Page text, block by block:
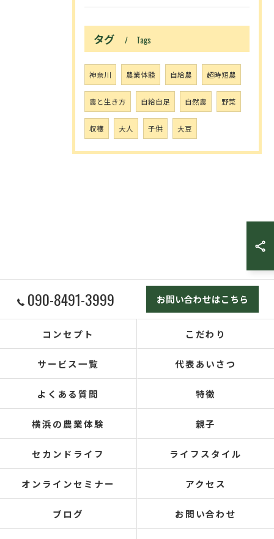
タグ Tags
神奈川 農業体験 自給農 超時短農
農と生き方 自給自足 自然農 野菜
収穫 大人 子供 大豆
090-8491-3999 お問い合わせはこちら
コンセプト こだわり
サービス一覧 代表あいさつ
よくある質問 特徴
横浜の農業体験 親子
セカンドライフ ライフスタイル
オンラインセミナー アクセス
ブログ お問い合わせ